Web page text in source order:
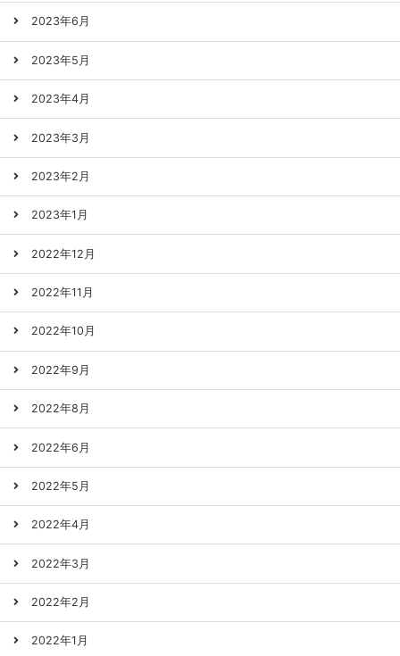
2023年6月
2023年5月
2023年4月
2023年3月
2023年2月
2023年1月
2022年12月
2022年11月
2022年10月
2022年9月
2022年8月
2022年6月
2022年5月
2022年4月
2022年3月
2022年2月
2022年1月